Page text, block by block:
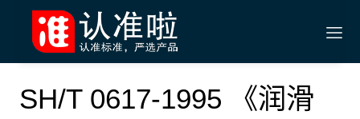
SH/T 0617-1995 《润滑